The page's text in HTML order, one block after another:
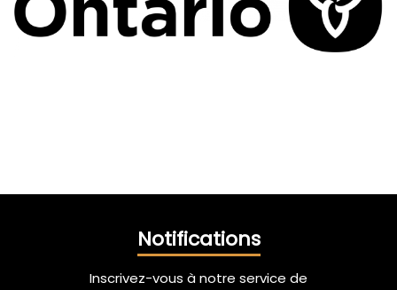
Notifications
Inscrivez-vous à notre service de